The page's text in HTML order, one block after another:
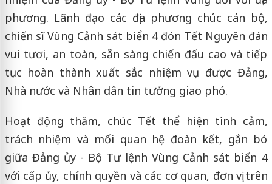
phương. Lãnh đạo các địa phương chúc cán bộ,
chiến sĩ Vùng Cảnh sát biển 4 đón Tết Nguyên đán
vui tươi, an toàn, sẵn sàng chiến đấu cao và tiếp
tục hoàn thành xuất sắc nhiệm vụ được Đảng,
Nhà nước và Nhân dân tin tưởng giao phó.
Hoạt động thăm, chúc Tết thể hiện tình cảm,
trách nhiệm và mối quan hệ đoàn kết, gắn bó
giữa Đảng ủy - Bộ Tư lệnh Vùng Cảnh sát biển 4
với cấp ủy, chính quyền và các cơ quan, đơn vị trên